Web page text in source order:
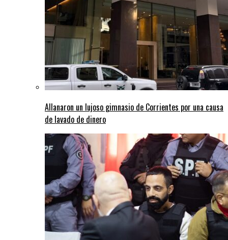
Allanaron un lujoso gimnasio de Corrientes por una causa
de lavado de dinero